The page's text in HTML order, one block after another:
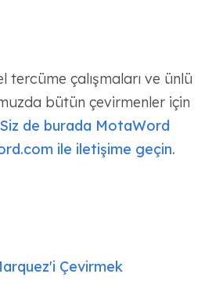
çalışmaları ve ünlü
bütün çevirmenler için
Siz de burada MotaWord
ile iletişime geçin.
Çevirmek